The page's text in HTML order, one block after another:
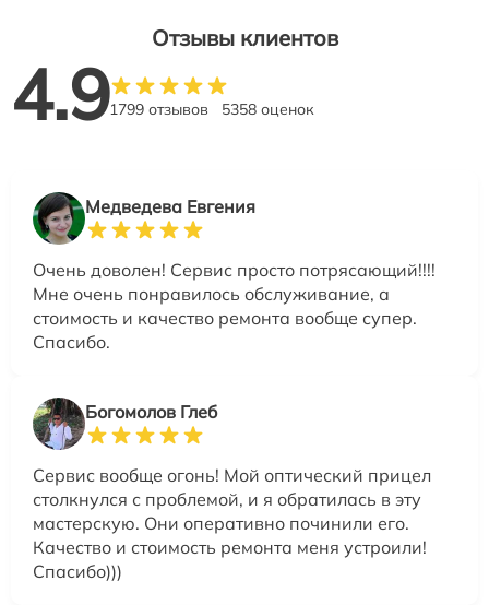
Отзывы клиентов
4.91799 отзывов 5358 оценок
Медведева Евгения
Очень доволен! Сервис просто потрясающий!!!!
Мне очень понравилось обслуживание, а
стоимость и качество ремонта вообще супер.
Спасибо.
Богомолов Глеб
Сервис вообще огонь! Мой оптический прицел
столкнулся с проблемой, и я обратилась в эту
мастерскую. Они оперативно починили его.
Качество и стоимость ремонта меня устроили!
Спасибо)))